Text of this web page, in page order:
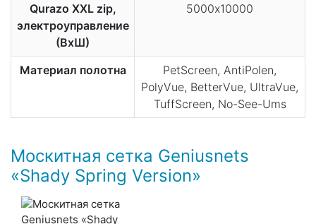
Qurazo XXL zip,
электроуправление
(ВхШ)
5000х10000
Материал полотна
PetScreen, AntiPolen,
PolyVue, BetterVue, UltraVue,
TuffScreen, No-See-Ums
Москитная сетка Geniusnets
«Shady Spring Version»